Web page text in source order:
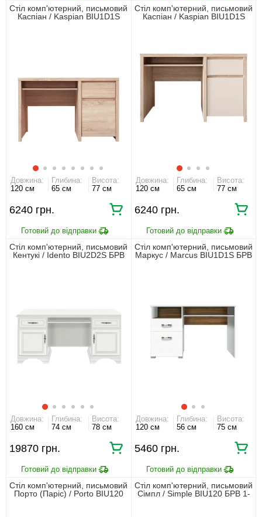
Стіл комп'ютерний, письмовий
Каспіан / Kaspian BIU1D1S
Довжина:
120 см
Глибина:
65 см
Висота:
77 см
6240
Стіл комп'ютерний, письмовий
Каспіан / Kaspian BIU1D1S
Довжина:
120 см
Глибина:
65 см
Висота:
77 см
6240
Стіл комп'ютерний, письмовий
Кентукі / Idento BIU2D2S БРВ
Довжина:
160 см
Глибина:
74 см
Висота:
78 см
19870
Стіл комп'ютерний, письмовий
Маркус / Marcus BIU1D1S БРВ
Довжина:
120 см
Глибина:
56 см
Висота:
75 см
5460
Стіл комп'ютерний, письмовий
Порто (Паріс) / Porto BIU120
Стіл комп'ютерний, письмовий
Сімпл / Simple BIU120 БРВ 1-